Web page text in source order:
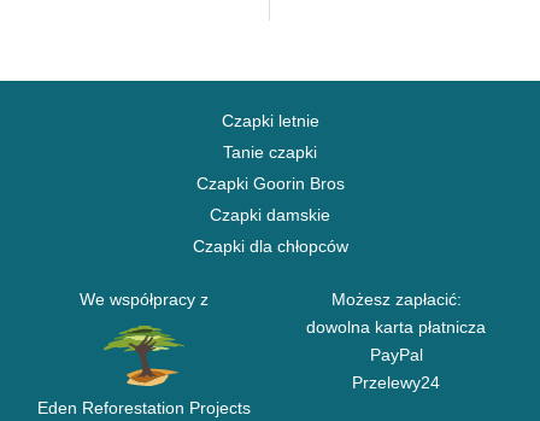
Czapki letnie
Tanie czapki
Czapki Goorin Bros
Czapki damskie
Czapki dla chłopców
We współpracy z
Eden Reforestation Projects
Możesz zapłacić:
dowolna karta płatnicza
PayPal
Przelewy24